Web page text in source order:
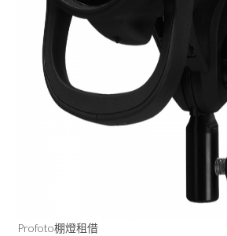
Profoto棚燈租借